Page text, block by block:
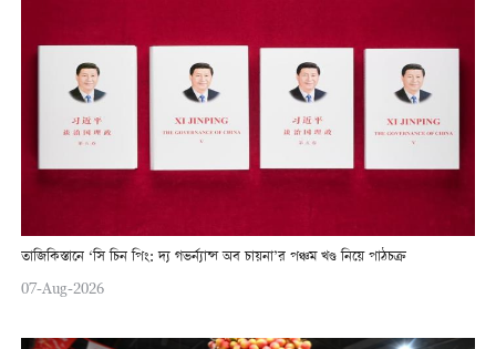
তাজিকিস্তানে ‘সি চিন পিং: দ্য গভর্ন্যান্স অব চায়না’র পঞ্চম খণ্ড নিয়ে পাঠচক্র
07-Aug-2026